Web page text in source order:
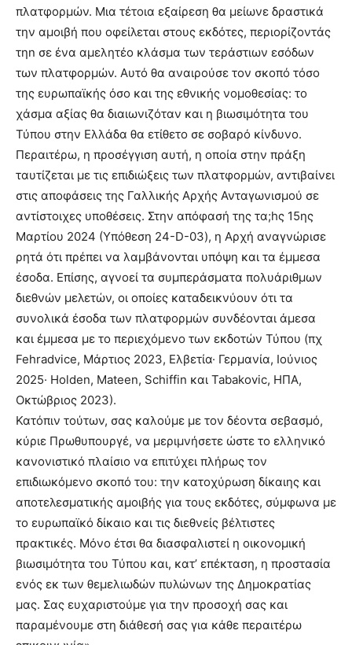
πλατφορμών. Μια τέτοια εξαίρεση θα μείωνε δραστικά
την αμοιβή που οφείλεται στους εκδότες, περιορίζοντάς
τηn σε ένα αμελητέο κλάσμα των τεράστιων εσόδων
των πλατφορμών. Αυτό θα αναιρούσε τον σκοπό τόσο
της ευρωπαϊκής όσο και της εθνικής νομοθεσίας: το
χάσμα αξίας θα διαιωνιζόταν και η βιωσιμότητα του
Τύπου στην Ελλάδα θα ετίθετο σε σοβαρό κίνδυνο.
Περαιτέρω, η προσέγγιση αυτή, η οποία στην πράξη
ταυτίζεται με τις επιδιώξεις των πλατφορμών, αντιβαίνει
στις αποφάσεις της Γαλλικής Αρχής Ανταγωνισμού σε
αντίστοιχες υποθέσεις. Στην απόφασή της τα;hς 15ης
Μαρτίου 2024 (Υπόθεση 24-D-03), η Αρχή αναγνώρισε
ρητά ότι πρέπει να λαμβάνονται υπόψη και τα έμμεσα
έσοδα. Επίσης, αγνοεί τα συμπεράσματα πολυάριθμων
διεθνών μελετών, οι οποίες καταδεικνύουν ότι τα
συνολικά έσοδα των πλατφορμών συνδέονται άμεσα
και έμμεσα με το περιεχόμενο των εκδοτών Τύπου (πχ
Fehradvice, Μάρτιος 2023, Ελβετία· Γερμανία, Ιούνιος
2025· Holden, Mateen, Schiffin και Tabakovic, ΗΠΑ,
Οκτώβριος 2023).
Κατόπιν τούτων, σας καλούμε με τον δέοντα σεβασμό,
κύριε Πρωθυπουργέ, να μεριμνήσετε ώστε το ελληνικό
κανονιστικό πλαίσιο να επιτύχει πλήρως τον
επιδιωκόμενο σκοπό του: την κατοχύρωση δίκαιης και
αποτελεσματικής αμοιβής για τους εκδότες, σύμφωνα με
το ευρωπαϊκό δίκαιο και τις διεθνείς βέλτιστες
πρακτικές. Μόνο έτσι θα διασφαλιστεί η οικονομική
βιωσιμότητα του Τύπου και, κατ’ επέκταση, η προστασία
ενός εκ των θεμελιωδών πυλώνων της Δημοκρατίας
μας. Σας ευχαριστούμε για την προσοχή σας και
παραμένουμε στη διάθεσή σας για κάθε περαιτέρω